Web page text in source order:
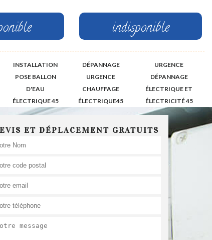
indisponible
INSTALLATION
POSE BALLON
D'EAU
ÉLECTRIQUE 45
DÉPANNAGE
URGENCE
CHAUFFAGE
ÉLECTRIQUE45
URGENCE
DÉPANNAGE
ÉLECTRIQUE ET
ÉLECTRICITÉ 45
ET DÉPLACEMENT GRATUITS